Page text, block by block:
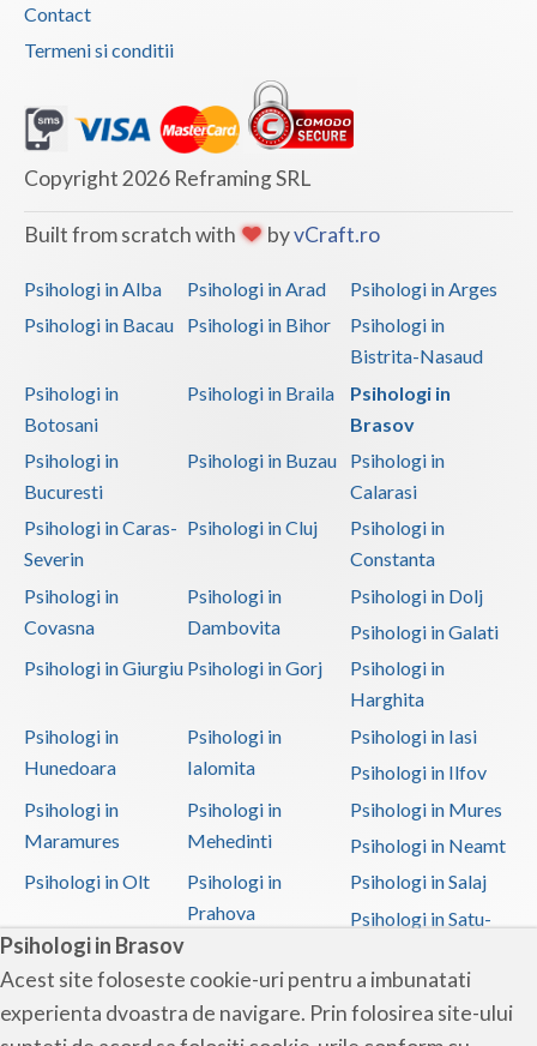
Psihologi in Brasov
Acest site foloseste cookie-uri pentru a imbunatati
experienta dvoastra de navigare. Prin folosirea site-ului
Contact
Termeni si conditii
Copyright 2026 Reframing SRL
Built from scratch with byvCraft.ro
Psihologi in Alba Psihologi in Arad
Psihologi in Arges
Psihologi in Bacau
Psihologi in Bihor
Psihologi in
Bistrita-Nasaud
Psihologi in
Botosani
Psihologi in Braila
Psihologi in
Brasov
Psihologi in
Bucuresti
Psihologi in Buzau
Psihologi in
Calarasi
Psihologi in Caras-
Severin
Psihologi in Cluj
Psihologi in
Constanta
Psihologi in
Covasna
Psihologi in
Dambovita
Psihologi in Dolj
Psihologi in Galati
Psihologi in Giurgiu Psihologi in Gorj
Psihologi in
Harghita
Psihologi in
Hunedoara
Psihologi in
Ialomita
Psihologi in Iasi
Psihologi in Ilfov
Psihologi in
Maramures
Psihologi in
Mehedinti
Psihologi in Mures
Psihologi in Neamt
Psihologi in Olt
Psihologi in
Prahova
Psihologi in Salaj
Psihologi in Satu-
Psihologi in Sibiu
Psihologi in
Suceava
Psihologi in
Teleorman